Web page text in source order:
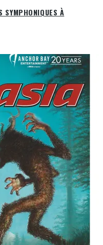
SYMPHONIQUES À